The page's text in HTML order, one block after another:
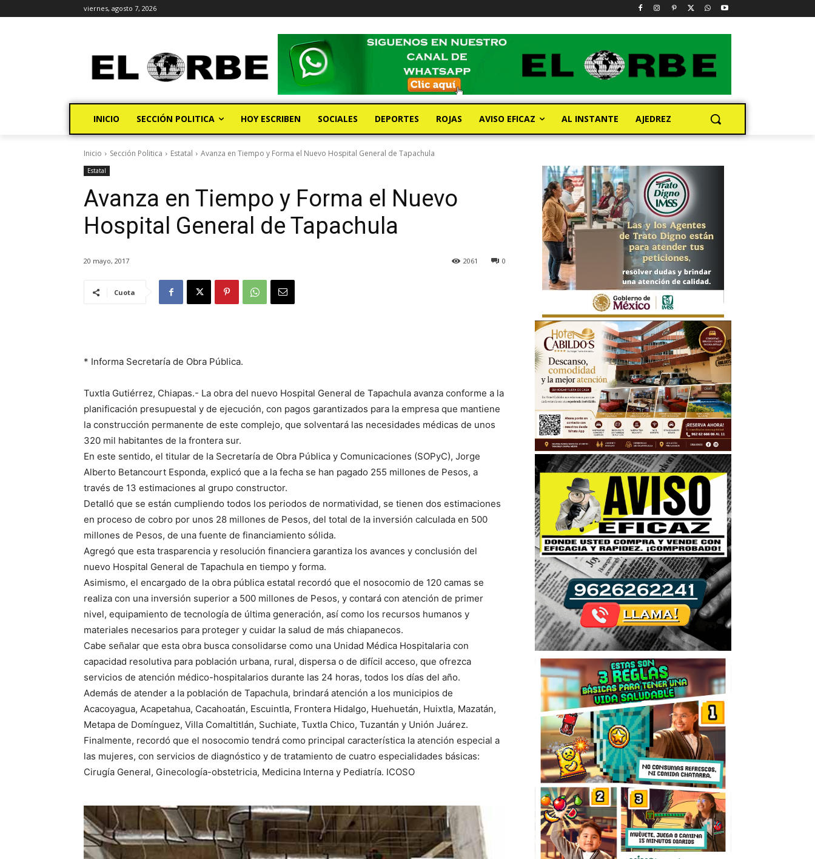
viernes, agosto 7, 2026
INICIO SECCIÓN POLITICA HOY ESCRIBEN SOCIALES DEPORTES ROJAS AVISO EFICAZ AL INSTANTE AJEDREZ
Inicio Sección Politica Estatal Avanza en Tiempo y Forma el Nuevo Hospital General de Tapachula
Estatal
Avanza en Tiempo y Forma el Nuevo
Hospital General de Tapachula
20 mayo, 2017 0
2061
Cuota
* Informa Secretaría de Obra Pública.
Tuxtla Gutiérrez, Chiapas.- La obra del nuevo Hospital General de Tapachula avanza conforme a la
planificación presupuestal y de ejecución, con pagos garantizados para la empresa que mantiene
la construcción permanente de este complejo, que solventará las necesidades médicas de unos
320 mil habitantes de la frontera sur.
En este sentido, el titular de la Secretaría de Obra Pública y Comunicaciones (SOPyC), Jorge
Alberto Betancourt Esponda, explicó que a la fecha se han pagado 255 millones de Pesos, a
través de 13 estimaciones al grupo constructor.
Detalló que se están cumpliendo todos los periodos de normatividad, se tienen dos estimaciones
en proceso de cobro por unos 28 millones de Pesos, del total de la inversión calculada en 500
millones de Pesos, de una fuente de financiamiento sólida.
Agregó que esta trasparencia y resolución financiera garantiza los avances y conclusión del
nuevo Hospital General de Tapachula en tiempo y forma.
Asimismo, el encargado de la obra pública estatal recordó que el nosocomio de 120 camas se
realiza con una inversión superior a 500 millones de Pesos, y contará con atención de primer
nivel, equipamiento de tecnología de última generación, así como los recursos humanos y
materiales necesarios para proteger y cuidar la salud de más chiapanecos.
Cabe señalar que esta obra busca consolidarse como una Unidad Médica Hospitalaria con
capacidad resolutiva para población urbana, rural, dispersa o de difícil acceso, que ofrezca
servicios de atención médico-hospitalarios durante las 24 horas, todos los días del año.
Además de atender a la población de Tapachula, brindará atención a los municipios de
Acacoyagua, Acapetahua, Cacahoatán, Escuintla, Frontera Hidalgo, Huehuetán, Huixtla, Mazatán,
Metapa de Domínguez, Villa Comaltitlán, Suchiate, Tuxtla Chico, Tuzantán y Unión Juárez.
Finalmente, recordó que el nosocomio tendrá como principal característica la atención especial a
las mujeres, con servicios de diagnóstico y de tratamiento de cuatro especialidades básicas:
Cirugía General, Ginecología-obstetricia, Medicina Interna y Pediatría. ICOSO